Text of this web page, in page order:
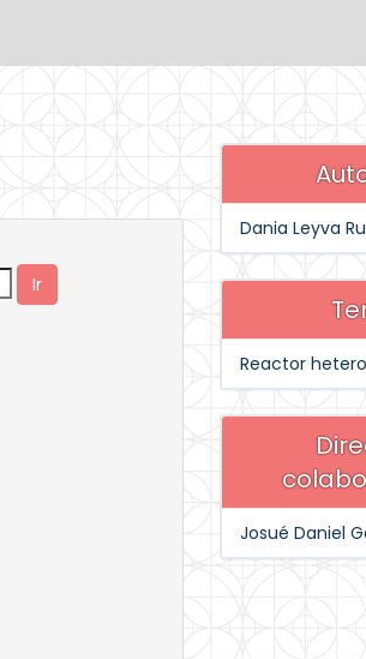
Dania Leyva
Reactor
Josué Daniel